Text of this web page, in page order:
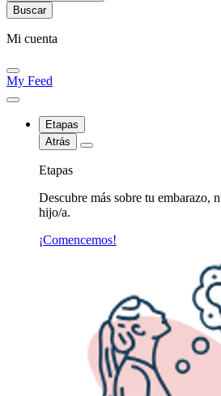
Mi cuenta
My Feed
Etapas
Atrás
Etapas
Descubre más sobre tu embarazo,
hijo/a.
¡Comencemos!